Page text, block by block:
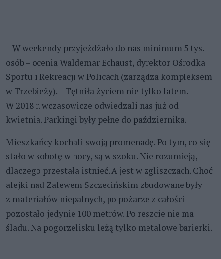
– W weekendy przyjeżdżało do nas minimum 5 tys.
osób – ocenia Waldemar Echaust, dyrektor Ośrodka
Sportu i Rekreacji w Policach (zarządza kompleksem
w Trzebieży). – Tętniła życiem nie tylko latem.
W 2018 r. wczasowicze odwiedzali nas już od
kwietnia. Parkingi były pełne do października.
Mieszkańcy kochali swoją promenadę. Po tym, co się
stało w sobotę w nocy, są w szoku. Nie rozumieją,
dlaczego przestała istnieć. A jest w zgliszczach. Choć
alejki nad Zalewem Szczecińskim zbudowane były
z materiałów niepalnych, po pożarze z całości
pozostało jedynie 100 metrów. Po reszcie nie ma
śladu. Na pogorzelisku leżą tylko metalowe barierki.